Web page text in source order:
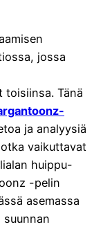
jossa
Tänä
ja analyysiä
vaikuttavat
huippu-
-pelin
asemassa
suunnan